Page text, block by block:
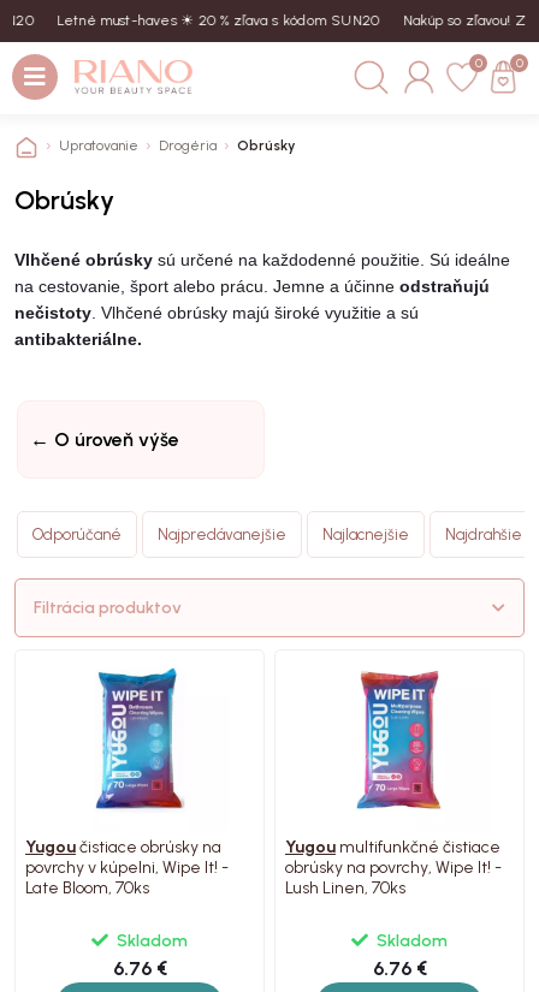
Letné must-haves ☀︎ 20 % zľava s kódom SUN20 Nakúp so zľavou!
0 0
Upratovanie Drogéria Obrúsky
Obrúsky
Vlhčené obrúsky sú určené na každodenné použitie. Sú ideálne
na cestovanie, šport alebo prácu. Jemne a účinne odstraňujú
nečistoty . Vlhčené obrúsky majú široké využitie a sú
antibakteriálne.
← O úroveň výše
Odporúčané Najpredávanejšie Najlacnejšie Najdrahšie
Filtrácia produktov
Yugoučistiace obrúsky na
povrchy v kúpelni, Wipe It! -
Late Bloom, 70ks
Skladom
6.76 €
Yugou multifunkčné čistiace
obrúsky na povrchy, Wipe It! -
Lush Linen, 70ks
Skladom
6.76 €